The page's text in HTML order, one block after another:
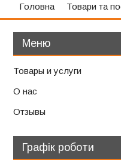
Головна Товари та
Товары и услуги
О нас
Отзывы
Графік роботи